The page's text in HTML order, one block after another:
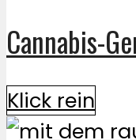
Cannabis-
Klick rein